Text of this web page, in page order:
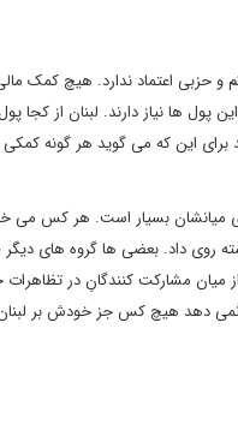
حزبی اعتماد ندارد. هیچ کمک
ها نیاز دارند. لبنان از کجا
این که می گوید هر گونه کمکی
میانشان بسیار است. هر کس می
خواهد پایگاه اجتماعی خود را بازیابد همان طور که در "انقلاب 17 اکتبر" گذشته روی
میان مشارکت کنندگانِ در
نمی دهد هیچ کس جز خودش بر